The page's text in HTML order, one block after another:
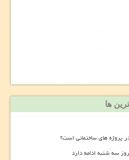
ها
پروژه های ساختمانی است؟